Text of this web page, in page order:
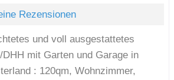
Rezensionen
und voll ausgestattetes
mit Garten und Garage in
: 120qm, Wohnzimmer,